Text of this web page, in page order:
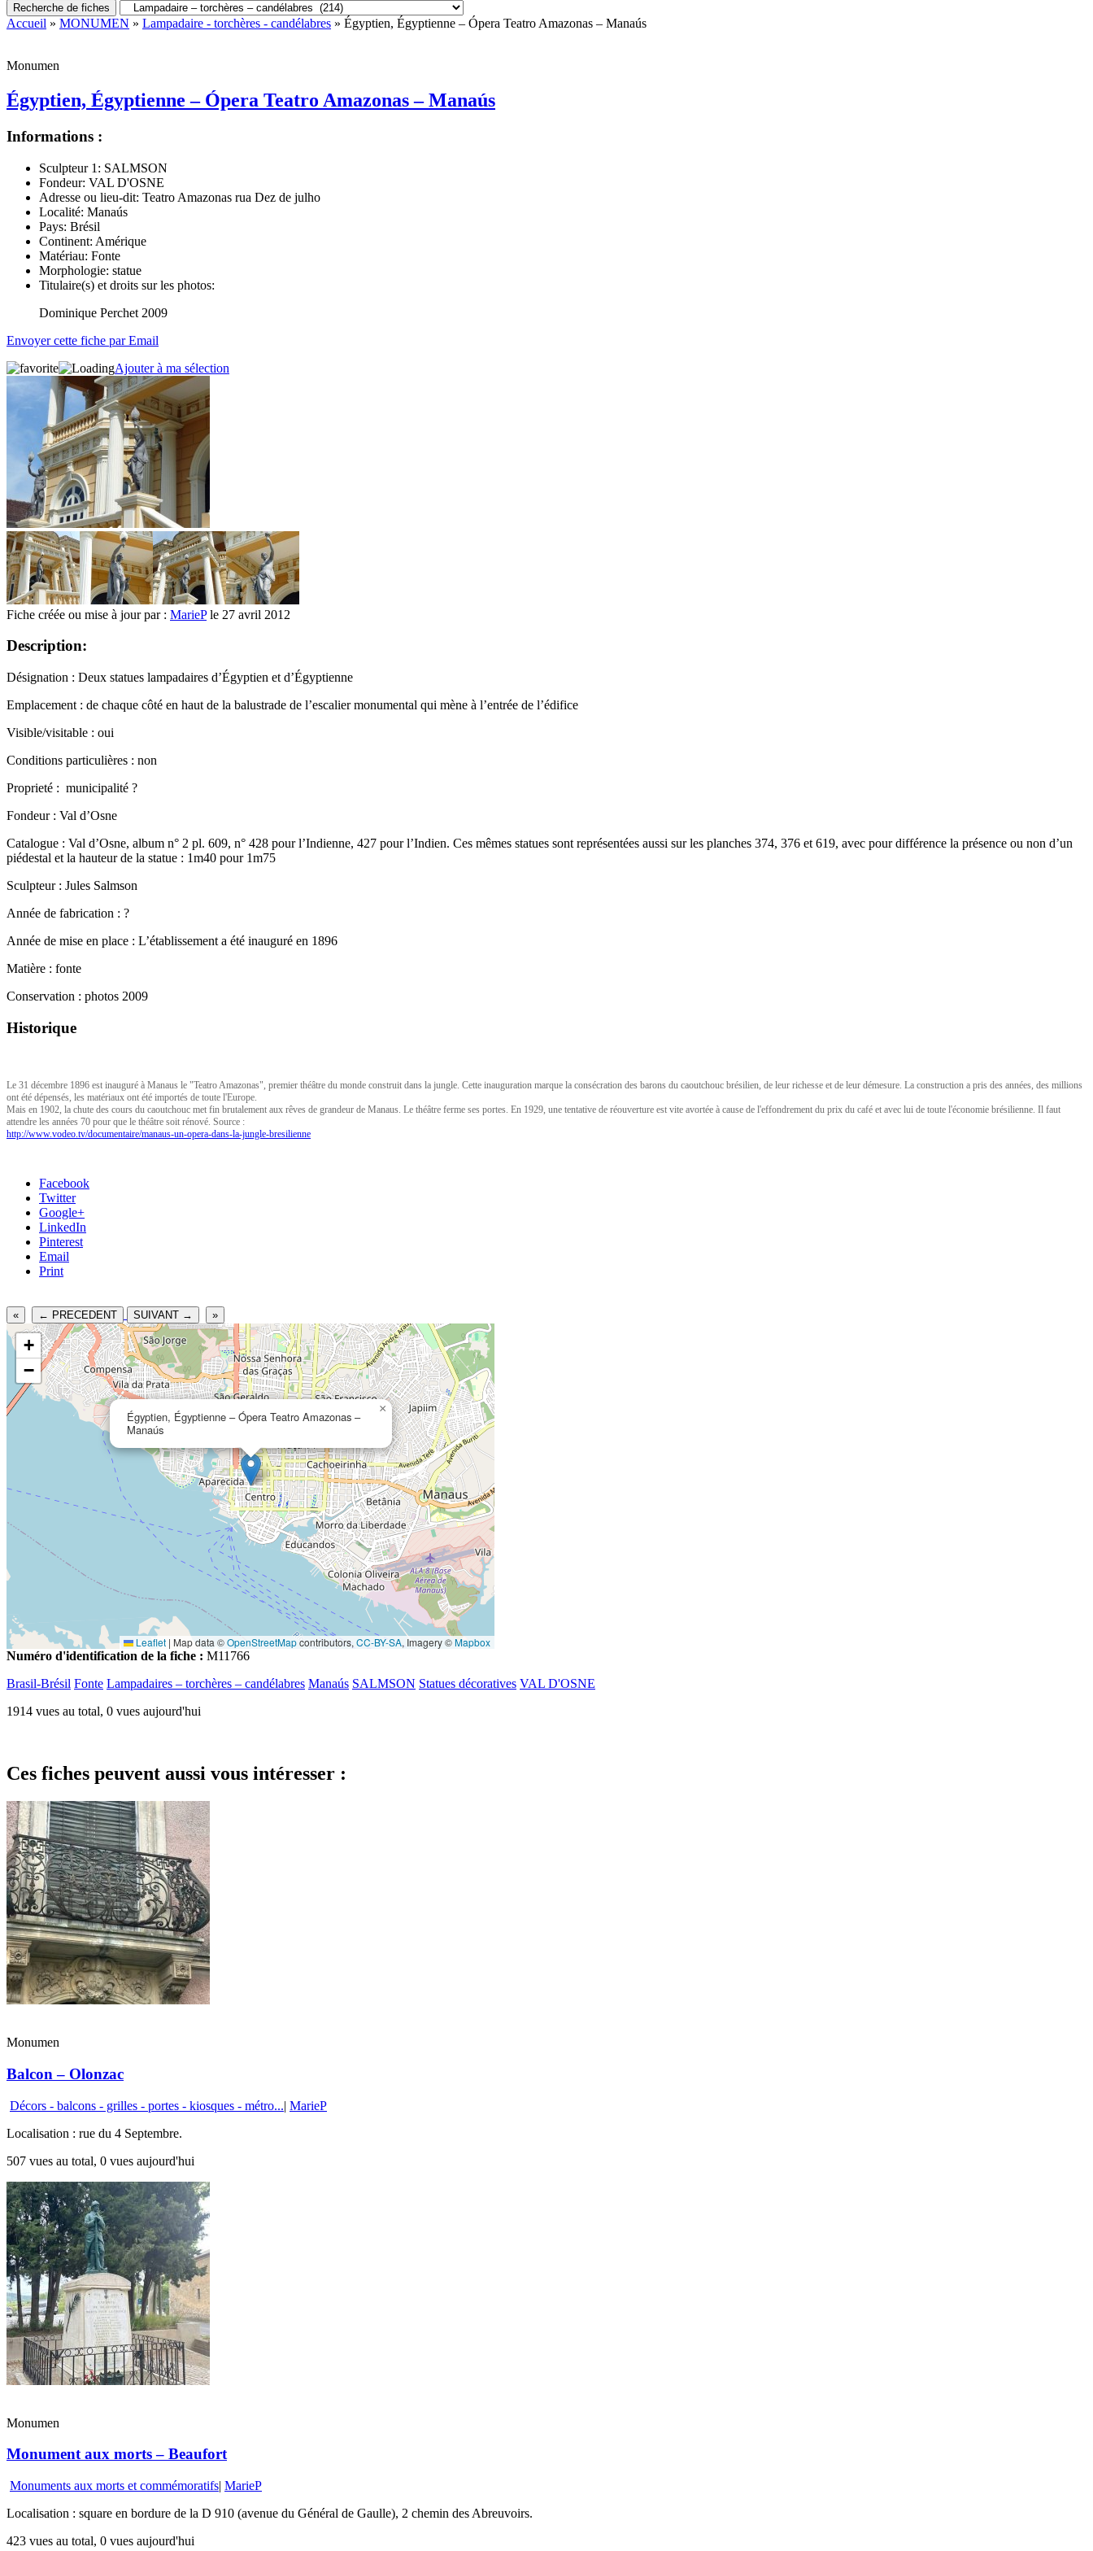
Recherche de fiches
Accueil » MONUMEN » Lampadaire - torchères - candélabres » Égyptien, Égyptienne – Ópera Teatro Amazonas – Manaús
Monumen
Égyptien, Égyptienne – Ópera Teatro Amazonas – Manaús
Informations :
Sculpteur 1: SALMSON
Fondeur: VAL D'OSNE
Adresse ou lieu-dit: Teatro Amazonas rua Dez de julho
Localité: Manaús
Pays: Brésil
Continent: Amérique
Matériau: Fonte
Morphologie: statue
Titulaire(s) et droits sur les photos:
Dominique Perchet 2009
Envoyer cette fiche par Email
Ajouter à ma sélection
Fiche créée ou mise à jour par : MariePle 27 avril 2012
Description:
Désignation : Deux statues lampadaires d’Égyptien et d’Égyptienne
Emplacement : de chaque côté en haut de la balustrade de l’escalier monumental qui mène à l’entrée de l’édifice
Visible/visitable : oui
Conditions particulières : non
Proprieté : municipalité ?
Fondeur : Val d’Osne
Catalogue : Val d’Osne, album n° 2 pl. 609, n° 428 pour l’Indienne, 427 pour l’Indien. Ces mêmes statues sont représentées aussi sur les planches 374, 376 et 619, avec pour différence la présence ou non d’un
piédestal et la hauteur de la statue : 1m40 pour 1m75
Sculpteur : Jules Salmson
Année de fabrication : ?
Année de mise en place : L’établissement a été inauguré en 1896
Matière : fonte
Conservation : photos 2009
Historique
Le 31 décembre 1896 est inauguré à Manaus le "Teatro Amazonas", premier théâtre du monde construit dans la jungle. Cette inauguration marque la consécration des barons du caoutchouc brésilien, de leur richesse et de leur démesure. La construction a pris des années, des millions
ont été dépensés, les matériaux ont été importés de toute l'Europe.
Mais en 1902, la chute des cours du caoutchouc met fin brutalement aux rêves de grandeur de Manaus. Le théâtre ferme ses portes. En 1929, une tentative de réouverture est vite avortée à cause de l'effondrement du prix du café et avec lui de toute l'économie brésilienne. Il faut
attendre les années 70 pour que le théâtre soit rénové. Source :
http://www.vodeo.tv/documentaire/manaus-un-opera-dans-la-jungle-bresilienne
Facebook
Twitter
Google+
LinkedIn
Pinterest
Email
Print
« ← PRECEDENT SUIVANT → »
Égyptien, Égyptienne – Ópera Teatro Amazonas –
Manaús
×
+
−
Leaflet | Map data ©OpenStreetMapcontributors,CC-BY-SA, Imagery ©Mapbox
Numéro d'identification de la fiche : M11766
Brasil-Brésil Fonte Lampadaires – torchères – candélabres Manaús SALMSON Statues décoratives VAL D'OSNE
1914 vues au total, 0 vues aujourd'hui
Ces fiches peuvent aussi vous intéresser :
Monumen
Balcon – Olonzac
Décors - balcons - grilles - portes - kiosques - métro...| MarieP
Localisation : rue du 4 Septembre.
507 vues au total, 0 vues aujourd'hui
Monumen
Monument aux morts – Beaufort
Monuments aux morts et commémoratifs| MarieP
Localisation : square en bordure de la D 910 (avenue du Général de Gaulle), 2 chemin des Abreuvoirs.
423 vues au total, 0 vues aujourd'hui